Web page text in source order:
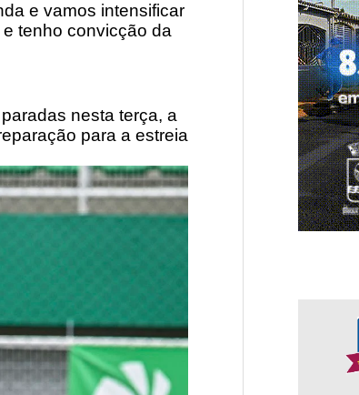
e vamos intensificar
tenho convicção da
nesta terça, a
para a estreia